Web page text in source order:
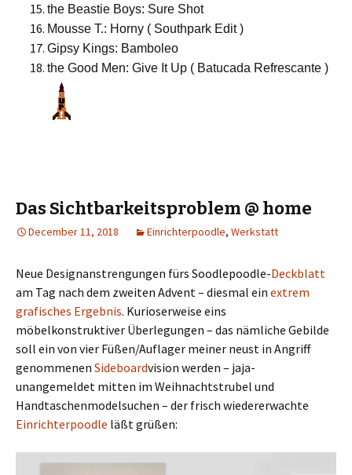
the Beastie Boys: Sure Shot
Mousse T.: Horny ( Southpark Edit )
Gipsy Kings: Bamboleo
the Good Men: Give It Up ( Batucada Refrescante )
Das Sichtbarkeitsproblem @ home
December 11, 2018 Einrichterpoodle, Werkstatt
Neue Designanstrengungen fürs Soodlepoodle-Deckblatt
am Tag nach dem zweiten Advent – diesmal ein extrem
grafisches Ergebnis. Kurioserweise eins
möbelkonstruktiver Überlegungen – das nämliche Gebilde
soll ein von vier Füßen/Auflager meiner neust in Angriff
genommenen Sideboardvision werden – jaja-
unangemeldet mitten im Weihnachtstrubel und
Handtaschenmodelsuchen – der frisch wiedererwachte
Einrichterpoodle läßt grüßen: